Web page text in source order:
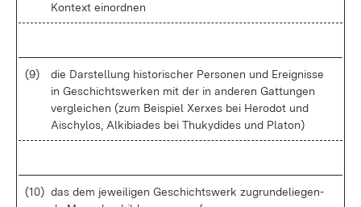
Kon­text ein­ord­nen
(9)
die Dar­stel­lung his­to­ri­scher Per­so­nen und Er­eig­nis­se
in Ge­schichts­wer­ken mit der in an­de­ren Gat­tun­gen
ver­glei­chen (zum Bei­spiel Xer­xes bei He­ro­dot und
Ais­chy­los, Al­ki­bia­des bei Thuky­di­des und Pla­ton)
(10) das dem je­wei­li­gen Ge­schichts­werk zu­grun­de­lie­gen­